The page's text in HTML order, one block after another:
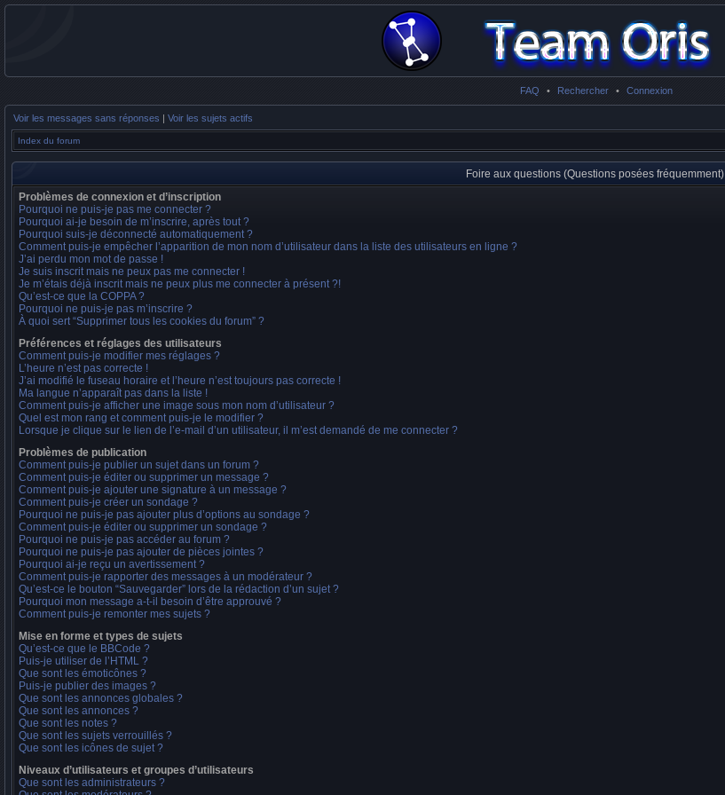
FAQ • Rechercher • Connexion
Voir les messages sans réponses | Voir les sujets actifs
Index du forum
Foire aux questions (Questions posées fréquemment)
Problèmes de connexion et d’inscription
Pourquoi ne puis-je pas me connecter ?
Pourquoi ai-je besoin de m’inscrire, après tout ?
Pourquoi suis-je déconnecté automatiquement ?
Comment puis-je empêcher l’apparition de mon nom d’utilisateur dans la liste des utilisateurs en ligne ?
J’ai perdu mon mot de passe !
Je suis inscrit mais ne peux pas me connecter !
Je m’étais déjà inscrit mais ne peux plus me connecter à présent ?!
Qu’est-ce que la COPPA ?
Pourquoi ne puis-je pas m’inscrire ?
À quoi sert “Supprimer tous les cookies du forum” ?
Préférences et réglages des utilisateurs
Comment puis-je modifier mes réglages ?
L’heure n’est pas correcte !
J’ai modifié le fuseau horaire et l’heure n’est toujours pas correcte !
Ma langue n’apparaît pas dans la liste !
Comment puis-je afficher une image sous mon nom d’utilisateur ?
Quel est mon rang et comment puis-je le modifier ?
Lorsque je clique sur le lien de l’e-mail d’un utilisateur, il m’est demandé de me connecter ?
Problèmes de publication
Comment puis-je publier un sujet dans un forum ?
Comment puis-je éditer ou supprimer un message ?
Comment puis-je ajouter une signature à un message ?
Comment puis-je créer un sondage ?
Pourquoi ne puis-je pas ajouter plus d’options au sondage ?
Comment puis-je éditer ou supprimer un sondage ?
Pourquoi ne puis-je pas accéder au forum ?
Pourquoi ne puis-je pas ajouter de pièces jointes ?
Pourquoi ai-je reçu un avertissement ?
Comment puis-je rapporter des messages à un modérateur ?
Qu’est-ce le bouton “Sauvegarder” lors de la rédaction d’un sujet ?
Pourquoi mon message a-t-il besoin d’être approuvé ?
Comment puis-je remonter mes sujets ?
Mise en forme et types de sujets
Qu’est-ce que le BBCode ?
Puis-je utiliser de l’HTML ?
Que sont les émoticônes ?
Puis-je publier des images ?
Que sont les annonces globales ?
Que sont les annonces ?
Que sont les notes ?
Que sont les sujets verrouillés ?
Que sont les icônes de sujet ?
Niveaux d’utilisateurs et groupes d’utilisateurs
Que sont les administrateurs ?